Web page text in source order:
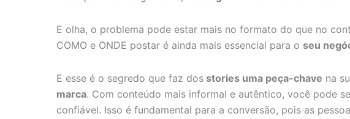
E olha, o problema pode estar mais no formato do que no
COMO e ONDE postar é ainda mais essencial para o seu
E esse é o segredo que faz dos stories uma peça-chave na
marca. Com conteúdo mais informal e autêntico, você pode
confiável. Isso é fundamental para a conversão, pois as
Seguidores
Clientes